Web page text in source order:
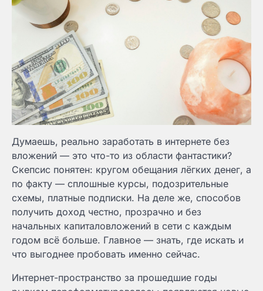
Думаешь, реально заработать в интернете без
вложений — это что-то из области фантастики?
Скепсис понятен: кругом обещания лёгких денег, а
по факту — сплошные курсы, подозрительные
схемы, платные подписки. На деле же, способов
получить доход честно, прозрачно и без
начальных капиталовложений в сети с каждым
годом всё больше. Главное — знать, где искать и
что выгоднее пробовать именно сейчас.
Интернет-пространство за прошедшие годы